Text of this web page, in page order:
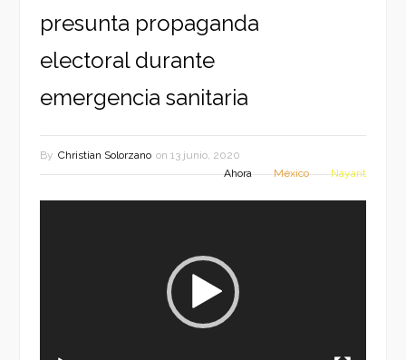
presunta propaganda
electoral durante
emergencia sanitaria
By Christian Solorzano on 13 junio, 2020
Ahora
México Nayarit